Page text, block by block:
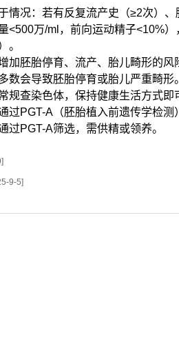
况：若有反复流产史（≥2次）、
万/ml，前向运动精子<10%）
。
胚胎停育、流产、胎儿畸形的风
会导致胚胎停育或胎儿严重畸形。
查染色体，保持健康生活方式即
过PGT-A（胚胎植入前遗传学检测
PGT-A筛选，需供精或领养。
9-5]